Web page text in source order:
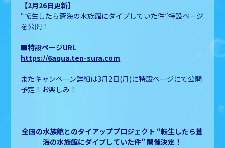
【2月26日更新】
“転生したら蒼海の水族館にダイブしていた件”特設ページ
を公開！
■特設ページURL
https://6aqua.ten-sura.com
またキャンペーン詳細は3月2日(月)に特設ページにて公開
予定！お楽しみ！
全国の水族館とのタイアッププロジェクト “転生したら蒼
海の水族館にダイブしていた件” 開催決定！